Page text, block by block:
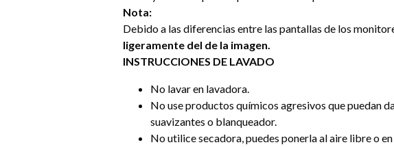
Nota:
Debido a las diferencias entre las pantallas de los
ligeramente del de la imagen.
INSTRUCCIONES DE LAVADO
No lavar en lavadora.
No use productos químicos agresivos que puedan
suavizantes o blanqueador.
No utilice secadora, puedes ponerla al aire libre o